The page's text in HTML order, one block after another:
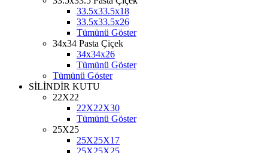
33.5x33.5x18
33.5x33.5x26
Tümünü Göster
34x34 Pasta Çiçek
34x34x26
Tümünü Göster
Tümünü Göster
SİLİNDİR KUTU
22X22
22X22X30
Tümünü Göster
25X25
25X25X17